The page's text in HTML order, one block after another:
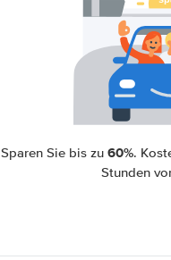
Sparen Sie bis zu60%.
Stunden